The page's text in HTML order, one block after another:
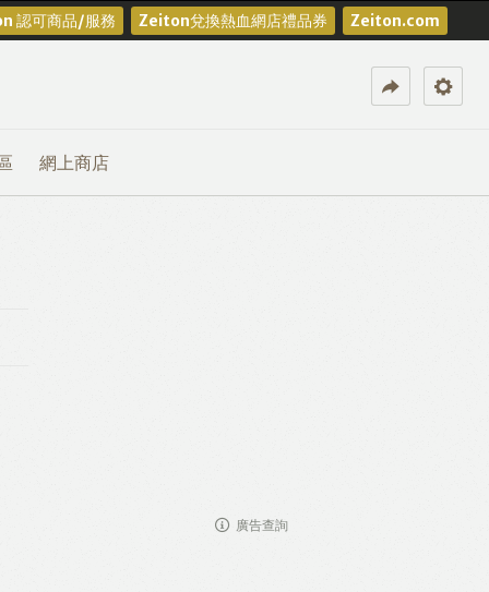
認可商品/服務 Zeiton兌換熱血網店禮品券 Zeiton.com
網上商店
廣告查詢